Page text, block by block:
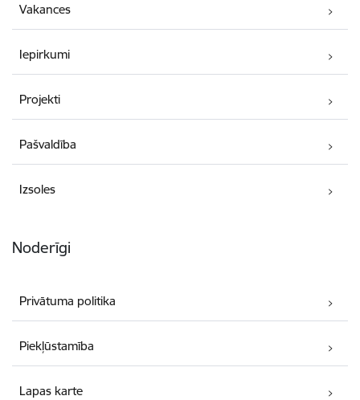
Vakances
Iepirkumi
Projekti
Pašvaldība
Izsoles
Noderīgi
Privātuma politika
Piekļūstamība
Lapas karte